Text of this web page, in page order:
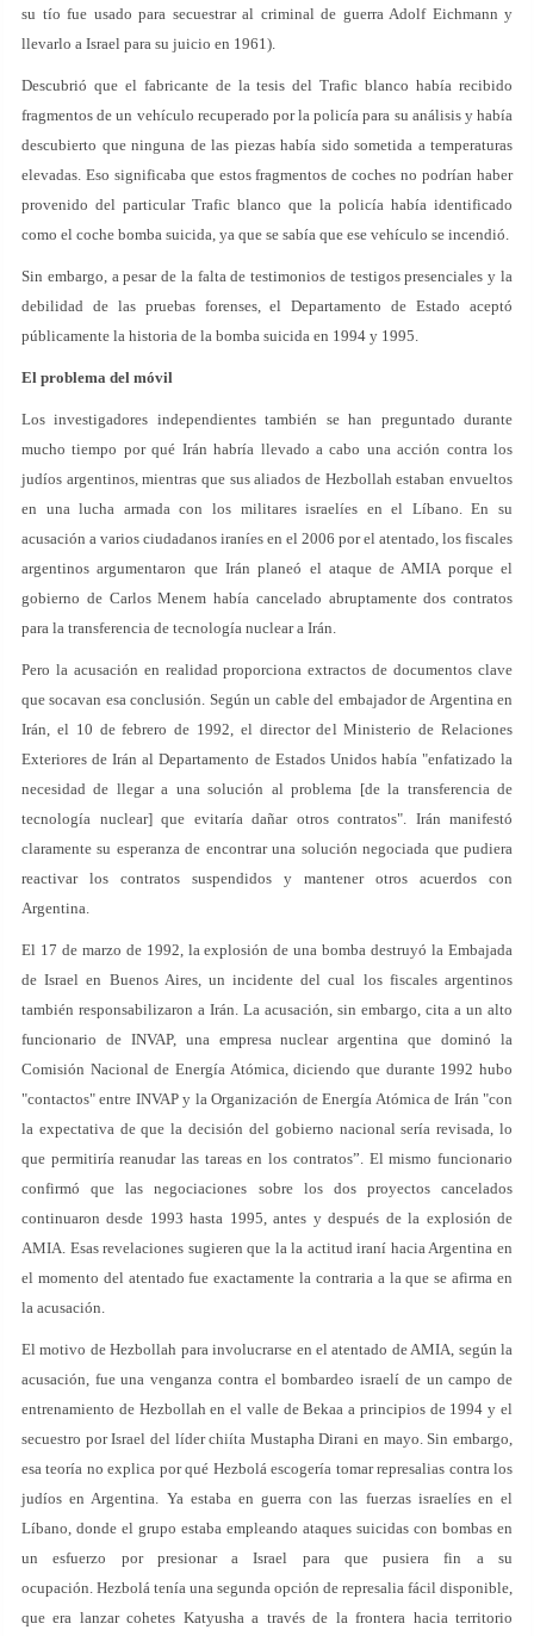
su tío fue usado para secuestrar al criminal de guerra Adolf Eichmann y
llevarlo a Israel para su juicio en 1961).
Descubrió que el fabricante de la tesis del Trafic blanco había recibido
fragmentos de un vehículo recuperado por la policía para su análisis y había
descubierto que ninguna de las piezas había sido sometida a temperaturas
elevadas. Eso significaba que estos fragmentos de coches no podrían haber
provenido del particular Trafic blanco que la policía había identificado
como el coche bomba suicida, ya que se sabía que ese vehículo se incendió.
Sin embargo, a pesar de la falta de testimonios de testigos presenciales y la
debilidad de las pruebas forenses, el Departamento de Estado aceptó
públicamente la historia de la bomba suicida en 1994 y 1995.
El problema del móvil
Los investigadores independientes también se han preguntado durante
mucho tiempo por qué Irán habría llevado a cabo una acción contra los
judíos argentinos, mientras que sus aliados de Hezbollah estaban envueltos
en una lucha armada con los militares israelíes en el Líbano. En su
acusación a varios ciudadanos iraníes en el 2006 por el atentado, los fiscales
argentinos argumentaron que Irán planeó el ataque de AMIA porque el
gobierno de Carlos Menem había cancelado abruptamente dos contratos
para la transferencia de tecnología nuclear a Irán.
Pero la acusación en realidad proporciona extractos de documentos clave
que socavan esa conclusión. Según un cable del embajador de Argentina en
Irán, el 10 de febrero de 1992, el director del Ministerio de Relaciones
Exteriores de Irán al Departamento de Estados Unidos había "enfatizado la
necesidad de llegar a una solución al problema [de la transferencia de
tecnología nuclear] que evitaría dañar otros contratos". Irán manifestó
claramente su esperanza de encontrar una solución negociada que pudiera
reactivar los contratos suspendidos y mantener otros acuerdos con
Argentina.
El 17 de marzo de 1992, la explosión de una bomba destruyó la Embajada
de Israel en Buenos Aires, un incidente del cual los fiscales argentinos
también responsabilizaron a Irán. La acusación, sin embargo, cita a un alto
funcionario de INVAP, una empresa nuclear argentina que dominó la
Comisión Nacional de Energía Atómica, diciendo que durante 1992 hubo
"contactos" entre INVAP y la Organización de Energía Atómica de Irán "con
la expectativa de que la decisión del gobierno nacional sería revisada, lo
que permitiría reanudar las tareas en los contratos”. El mismo funcionario
confirmó que las negociaciones sobre los dos proyectos cancelados
continuaron desde 1993 hasta 1995, antes y después de la explosión de
AMIA. Esas revelaciones sugieren que la la actitud iraní hacia Argentina en
el momento del atentado fue exactamente la contraria a la que se afirma en
la acusación.
El motivo de Hezbollah para involucrarse en el atentado de AMIA, según la
acusación, fue una venganza contra el bombardeo israelí de un campo de
entrenamiento de Hezbollah en el valle de Bekaa a principios de 1994 y el
secuestro por Israel del líder chiíta Mustapha Dirani en mayo. Sin embargo,
esa teoría no explica por qué Hezbolá escogería tomar represalias contra los
judíos en Argentina. Ya estaba en guerra con las fuerzas israelíes en el
Líbano, donde el grupo estaba empleando ataques suicidas con bombas en
un esfuerzo por presionar a Israel para que pusiera fin a su
ocupación. Hezbolá tenía una segunda opción de represalia fácil disponible,
que era lanzar cohetes Katyusha a través de la frontera hacia territorio